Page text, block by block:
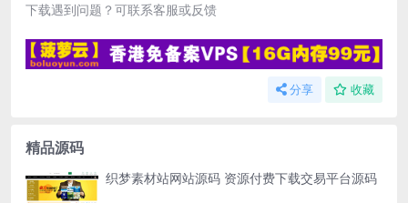
下载遇到问题？可联系客服或反馈
分享 收藏
精品源码
织梦素材站网站源码 资源付费下载交易平台源码